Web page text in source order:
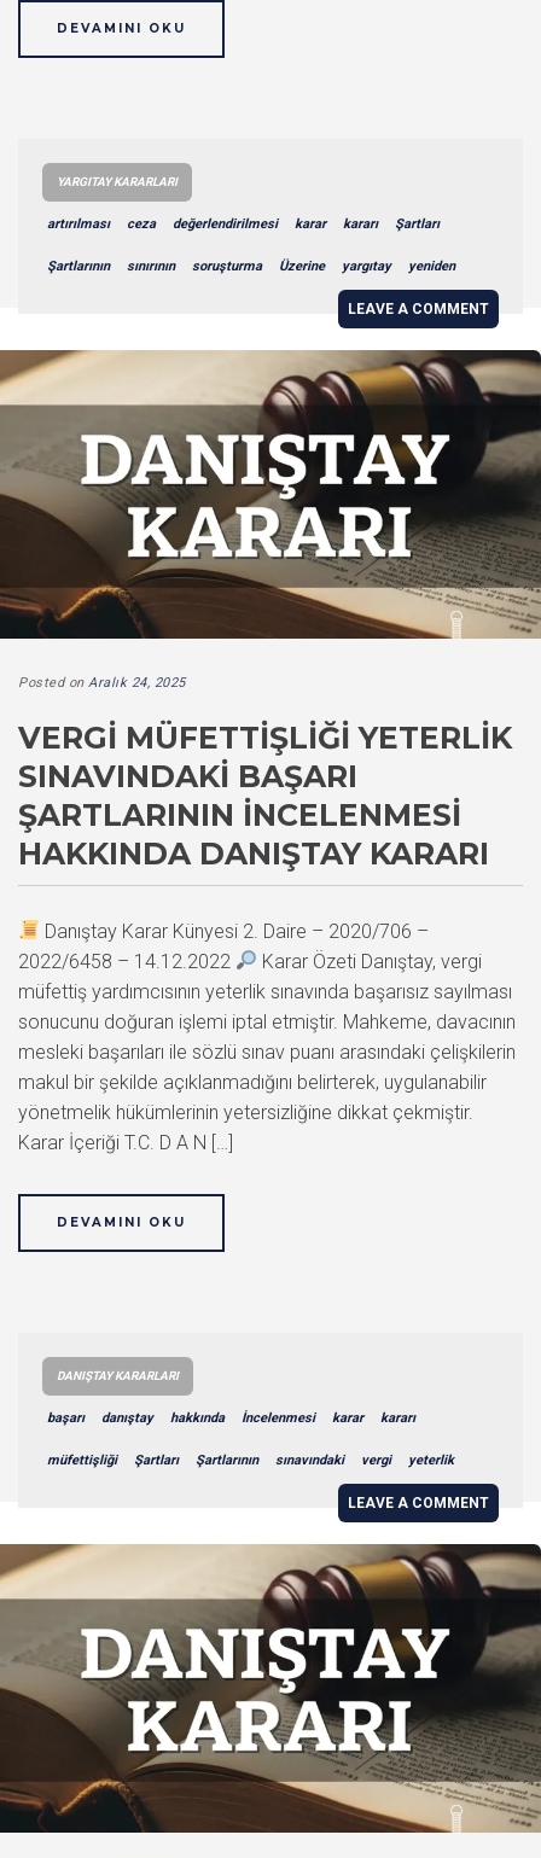
DEVAMINI OKU
YARGITAY KARARLARI
artırılması ceza değerlendirilmesi karar kararı Şartları
Şartlarının sınırının soruşturma Üzerine yargıtay yeniden
LEAVE A COMMENT
Posted on Aralık 24, 2025
VERGI MÜFETTIŞLIĞI YETERLIK
SINAVINDAKI BAŞARI
ŞARTLARININ İNCELENMESI
HAKKINDA DANIŞTAY KARARI
Danıştay Karar Künyesi 2. Daire – 2020/706 –
2022/6458 – 14.12.2022
Karar Özeti Danıştay, vergi
müfettiş yardımcısının yeterlik sınavında başarısız sayılması
sonucunu doğuran işlemi iptal etmiştir. Mahkeme, davacının
mesleki başarıları ile sözlü sınav puanı arasındaki çelişkilerin
makul bir şekilde açıklanmadığını belirterek, uygulanabilir
yönetmelik hükümlerinin yetersizliğine dikkat çekmiştir.
Karar İçeriği T.C. D A N […]
DEVAMINI OKU
DANIŞTAY KARARLARI
başarı danıştay hakkında İncelenmesi karar kararı
müfettişliği Şartları Şartlarının sınavındaki vergi yeterlik
LEAVE A COMMENT